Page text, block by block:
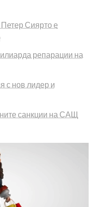
Сиярто е
репарации на
с нов лидер и
санкции на САЩ